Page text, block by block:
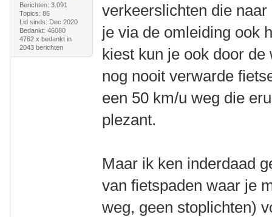
Berichten: 3.091
Topics: 86
Lid sinds: Dec 2020
Bedankt: 46080
4762 x bedankt in
2043 berichten
verkeerslichten die
je via de omleiding ook
kiest kun je ook door
nog nooit verwarde
een 50 km/u weg die
plezant.
Maar ik ken inderdaad
van fietspaden waar je
weg, geen stoplichten)